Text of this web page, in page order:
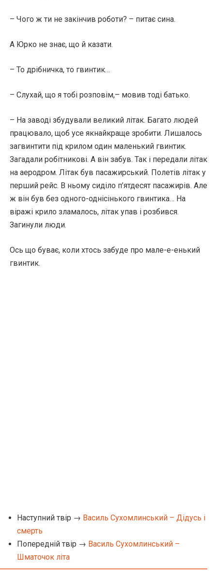
– Чого ж ти не закінчив роботи? – питає сина.
А Юрко не знає, що й казати.
– То дрібничка, то гвинтик…
– Слухай, що я тобі розповім,– мовив тоді батько.
– На заводі збудували великий літак. Багато людей
працювало, щоб усе якнайкраще зробити. Лишалось
загвинтити під крилом один маленький гвинтик.
Загадали робітникові. А він забув. Так і передали літак
на аеродром. Літак був пасажирський. Полетів літак у
перший рейс. В ньому сиділо п’ятдесят пасажирів. Але
ж він був без одного-однісінького гвинтика… На
віражі крило зламалось, літак упав і розбився.
Загинули люди.
Ось що буває, коли хтось забуде про мале-е-енький
гвинтик.
Наступний твір → Василь Сухомлинський – Дідусь і
смерть
Попередній твір → Василь Сухомлинський –
Шматочок літа